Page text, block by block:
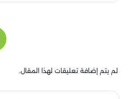
لم يتم إضافة تعليقات لهذا المقال.